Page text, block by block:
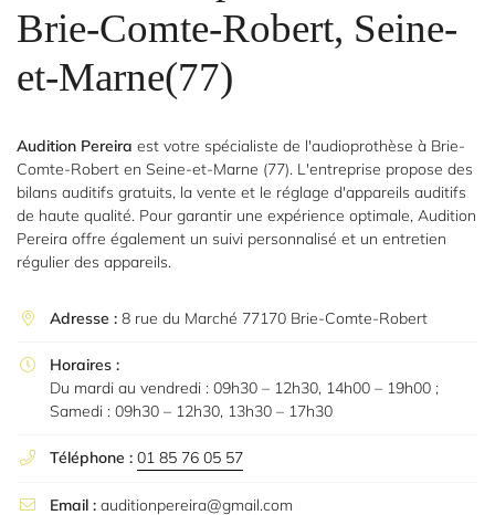
 Adresse email de réception
Rafraîchir le captcha
En cochant cette case, vous consentez à recevoir nos propositions commerciales à
l'adresse email indiqué ci-dessus. Vous pouvez vous désinscrire à tout moment en
le formulaire de désinscription
Brie-Comte-Robert, Seine-
et-Marne(77)
Audition Pereira est votre spécialiste de l'audioprothèse à Brie-
Comte-Robert en Seine-et-Marne (77). L'entreprise propose des
bilans auditifs gratuits, la vente et le réglage d'appareils auditifs
de haute qualité. Pour garantir une expérience optimale, Audition
Pereira offre également un suivi personnalisé et un entretien
régulier des appareils.
 Adresse : 8 rue du Marché 77170 Brie-Comte-Robert

Horaires :
Du mardi au vendredi : 09h30 – 12h30, 14h00 – 19h00 ;
Samedi : 09h30 – 12h30, 13h30 – 17h30
 Téléphone : 01 85 76 05 57
 Email : auditionpereira@gmail.com